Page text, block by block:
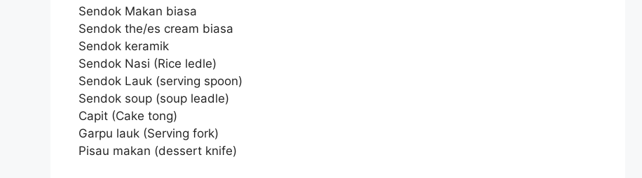
Sendok Makan biasa
Sendok the/es cream biasa
Sendok keramik
Sendok Nasi (Rice ledle)
Sendok Lauk (serving spoon)
Sendok soup (soup leadle)
Capit (Cake tong)
Garpu lauk (Serving fork)
Pisau makan (dessert knife)